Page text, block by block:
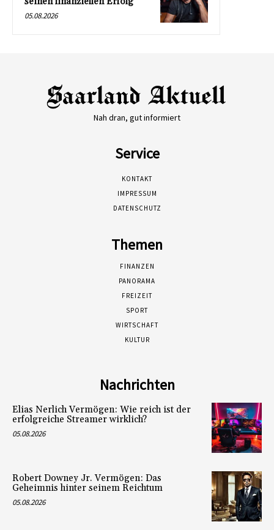
05.08.2026
Nah dran, gut informiert
Service
KONTAKT
IMPRESSUM
DATENSCHUTZ
Themen
FINANZEN
PANORAMA
FREIZEIT
SPORT
WIRTSCHAFT
KULTUR
Nachrichten
Elias Nerlich Vermögen: Wie reich ist der
erfolgreiche Streamer wirklich?
05.08.2026
Robert Downey Jr. Vermögen: Das
Geheimnis hinter seinem Reichtum
05.08.2026